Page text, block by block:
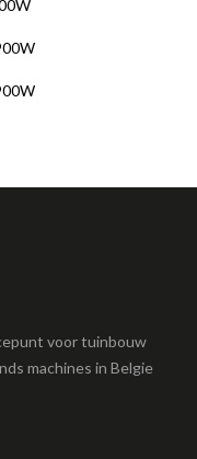
voor tuinbouw
machines in Belgie